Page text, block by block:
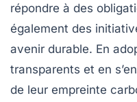
répondre à des
également des
avenir durable. En
transparents et en
de leur empreinte